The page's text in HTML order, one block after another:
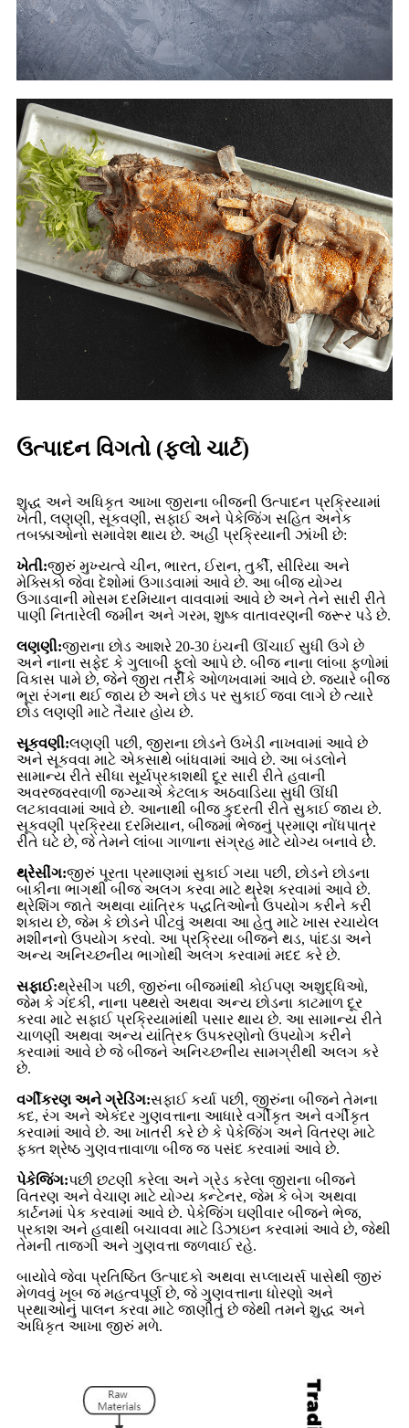
ઉત્પાદન વિગતો (ફ્લો ચાર્ટ)
શુદ્ધ અને અધિકૃત આખા જીરાના બીજની ઉત્પાદન પ્રક્રિયામાં
ખેતી, લણણી, સૂકવણી, સફાઈ અને પેકેજિંગ સહિત અનેક
તબક્કાઓનો સમાવેશ થાય છે. અહીં પ્રક્રિયાની ઝાંખી છે:
ખેતી:જીરું મુખ્યત્વે ચીન, ભારત, ઈરાન, તુર્કી, સીરિયા અને
મેક્સિકો જેવા દેશોમાં ઉગાડવામાં આવે છે. આ બીજ યોગ્ય
ઉગાડવાની મોસમ દરમિયાન વાવવામાં આવે છે અને તેને સારી રીતે
પાણી નિતારેલી જમીન અને ગરમ, શુષ્ક વાતાવરણની જરૂર પડે છે.
લણણી:જીરાના છોડ આશરે 20-30 ઇંચની ઊંચાઈ સુધી ઉગે છે
અને નાના સફેદ કે ગુલાબી ફૂલો આપે છે. બીજ નાના લાંબા ફળોમાં
વિકાસ પામે છે, જેને જીરા તરીકે ઓળખવામાં આવે છે. જ્યારે બીજ
ભૂરા રંગના થઈ જાય છે અને છોડ પર સુકાઈ જવા લાગે છે ત્યારે
છોડ લણણી માટે તૈયાર હોય છે.
સૂકવણી:લણણી પછી, જીરાના છોડને ઉખેડી નાખવામાં આવે છે
અને સૂકવવા માટે એકસાથે બાંધવામાં આવે છે. આ બંડલોને
સામાન્ય રીતે સીધા સૂર્યપ્રકાશથી દૂર સારી રીતે હવાની
અવરજવરવાળી જગ્યાએ કેટલાક અઠવાડિયા સુધી ઊંધી
લટકાવવામાં આવે છે. આનાથી બીજ કુદરતી રીતે સુકાઈ જાય છે.
સૂકવણી પ્રક્રિયા દરમિયાન, બીજમાં ભેજનું પ્રમાણ નોંધપાત્ર
રીતે ઘટે છે, જે તેમને લાંબા ગાળાના સંગ્રહ માટે યોગ્ય બનાવે છે.
થ્રેસીંગ:જીરું પૂરતા પ્રમાણમાં સુકાઈ ગયા પછી, છોડને છોડના
બાકીના ભાગથી બીજ અલગ કરવા માટે થ્રેશ કરવામાં આવે છે.
થ્રેશિંગ જાતે અથવા યાંત્રિક પદ્ધતિઓનો ઉપયોગ કરીને કરી
શકાય છે, જેમ કે છોડને પીટવું અથવા આ હેતુ માટે ખાસ રચાયેલ
મશીનનો ઉપયોગ કરવો. આ પ્રક્રિયા બીજને થડ, પાંદડા અને
અન્ય અનિચ્છનીય ભાગોથી અલગ કરવામાં મદદ કરે છે.
સફાઈ:થ્રેસીંગ પછી, જીરુંના બીજમાંથી કોઈપણ અશુદ્ધિઓ,
જેમ કે ગંદકી, નાના પથ્થરો અથવા અન્ય છોડના કાટમાળ દૂર
કરવા માટે સફાઈ પ્રક્રિયામાંથી પસાર થાય છે. આ સામાન્ય રીતે
ચાળણી અથવા અન્ય યાંત્રિક ઉપકરણોનો ઉપયોગ કરીને
કરવામાં આવે છે જે બીજને અનિચ્છનીય સામગ્રીથી અલગ કરે
છે.
વર્ગીકરણ અને ગ્રેડિંગ:સફાઈ કર્યા પછી, જીરુંના બીજને તેમના
કદ, રંગ અને એકંદર ગુણવત્તાના આધારે વર્ગીકૃત અને વર્ગીકૃત
કરવામાં આવે છે. આ ખાતરી કરે છે કે પેકેજિંગ અને વિતરણ માટે
ફક્ત શ્રેષ્ઠ ગુણવત્તાવાળા બીજ જ પસંદ કરવામાં આવે છે.
પેકેજિંગ:પછી છટણી કરેલા અને ગ્રેડ કરેલા જીરાના બીજને
વિતરણ અને વેચાણ માટે યોગ્ય કન્ટેનર, જેમ કે બેગ અથવા
કાર્ટનમાં પેક કરવામાં આવે છે. પેકેજિંગ ઘણીવાર બીજને ભેજ,
પ્રકાશ અને હવાથી બચાવવા માટે ડિઝાઇન કરવામાં આવે છે, જેથી
તેમની તાજગી અને ગુણવત્તા જળવાઈ રહે.
બાયોવે જેવા પ્રતિષ્ઠિત ઉત્પાદકો અથવા સપ્લાયર્સ પાસેથી જીરું
મેળવવું ખૂબ જ મહત્વપૂર્ણ છે, જે ગુણવત્તાના ધોરણો અને
પ્રથાઓનું પાલન કરવા માટે જાણીતું છે જેથી તમને શુદ્ધ અને
અધિકૃત આખા જીરું મળે.